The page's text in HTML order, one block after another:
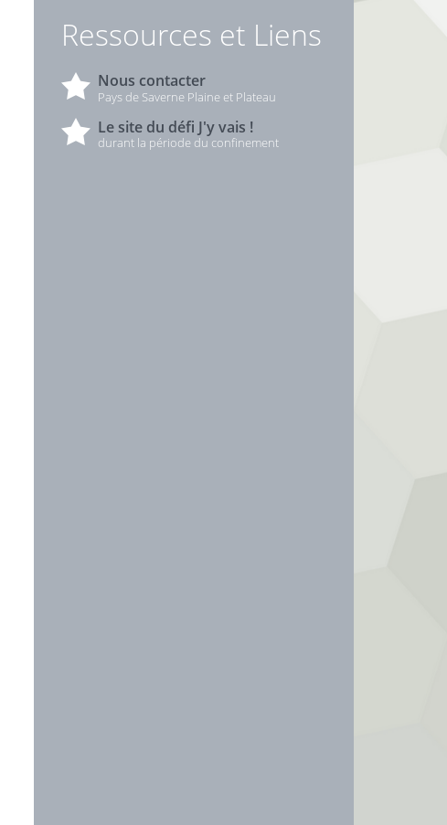
Ressources et Liens
Nous contacter
Pays de Saverne Plaine et Plateau
Le site du défi J'y vais !
durant la période du confinement